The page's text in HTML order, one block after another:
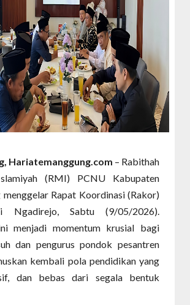
Hariatemanggung.com – Rabithah
(RMI) PCNU Kabupaten
menggelar Rapat Koordinasi (Rakor)
Ngadirejo, Sabtu (9/05/2026).
menjadi momentum krusial bagi
dan pengurus pondok pesantren
kembali pola pendidikan yang
dan bebas dari segala bentuk